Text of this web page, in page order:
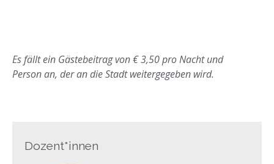
Es fällt ein Gästebeitrag von € 3,50 pro Nacht und
Person an, der an die Stadt weitergegeben wird.
Dozent*innen